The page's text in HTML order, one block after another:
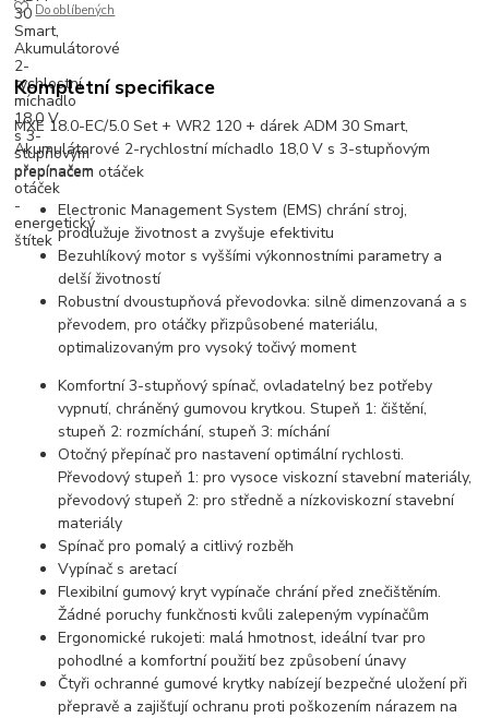
Do oblíbených
Kompletní specifikace
MXE 18.0-EC/5.0 Set + WR2 120 + dárek ADM 30 Smart,
Akumulátorové 2-rychlostní míchadlo 18,0 V s 3-stupňovým
přepínačem otáček
Electronic Management System (EMS) chrání stroj,
prodlužuje životnost a zvyšuje efektivitu
Bezuhlíkový motor s vyššími výkonnostními parametry a
delší životností
Robustní dvoustupňová převodovka: silně dimenzovaná a s
převodem, pro otáčky přizpůsobené materiálu,
optimalizovaným pro vysoký točivý moment
Komfortní 3-stupňový spínač, ovladatelný bez potřeby
vypnutí, chráněný gumovou krytkou. Stupeň 1: čištění,
stupeň 2: rozmíchání, stupeň 3: míchání
Otočný přepínač pro nastavení optimální rychlosti.
Převodový stupeň 1: pro vysoce viskozní stavební materiály,
převodový stupeň 2: pro středně a nízkoviskozní stavební
materiály
Spínač pro pomalý a citlivý rozběh
Vypínač s aretací
Flexibilní gumový kryt vypínače chrání před znečištěním.
Žádné poruchy funkčnosti kvůli zalepeným vypínačům
Ergonomické rukojeti: malá hmotnost, ideální tvar pro
pohodlné a komfortní použití bez způsobení únavy
Čtyři ochranné gumové krytky nabízejí bezpečné uložení při
přepravě a zajišťují ochranu proti poškozením nárazem na